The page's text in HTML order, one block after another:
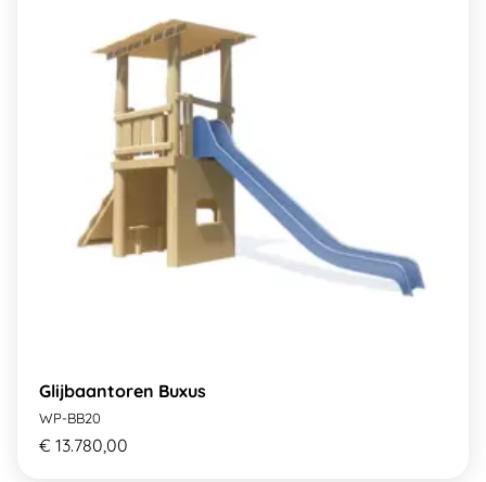
Glijbaantoren Buxus
WP-BB20
€ 13.780,00